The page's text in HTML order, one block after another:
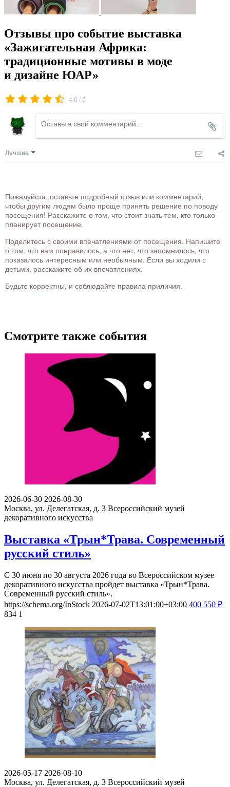
Отзывы про событие выставка
«Зажигательная Африка:
традиционные мотивы в моде
и дизайне ЮАР»
4.6 / 5
Лучшие
Пожалуйста, оставьте подробный отзыв или комментарий,
чтобы другим людям было проще принять решение по поводу
посещения! Расскажите о том, что стоит знать тем, кто только
планирует посещение.
Поделитесь с своими впечатлениями от посещения. Напишите
о том, что вам понравилось, а что нет, что запомнилось, что
показалось интересным или необычным. Если вы ходили с
детьми, расскажите об их впечатлениях.
Будьте корректны, и соблюдайте правила приличия.
Смотрите также события
2026-06-30 2026-08-30
Москва, ул. Делегатская, д. 3 Всероссийский музей
декоративного искусства
Выставка «Трын*Трава. Современный
русский стиль»
С 30 июня по 30 августа 2026 года во Всероссийском музее
декоративного искусства пройдет выставка «Трын*Трава.
Современный русский стиль».
https://schema.org/InStock 2026-07-02T13:01:00+03:00 400 550 ₽
834 1
2026-05-17 2026-08-10
Москва, ул. Делегатская, д. 3 Всероссийский музей